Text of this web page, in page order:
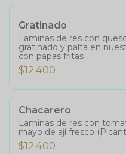
Gratinado
Laminas de res con
gratinado y palta en
con papas fritas
$12.400
Chacarero
Laminas de res con
mayo de ají fresco
$12.400